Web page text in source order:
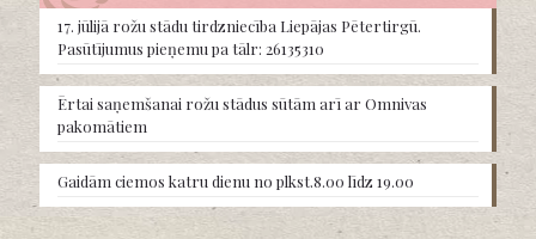
chosen
on
product
page
17. jūlijā rožu stādu tirdzniecība Liepājas Pētertirgū.
Pasūtījumus pieņemu pa tālr: 26135310
Ērtai saņemšanai rožu stādus sūtām arī ar Omnivas
pakomātiem
Gaidām ciemos katru dienu no plkst.8.00 līdz 19.00